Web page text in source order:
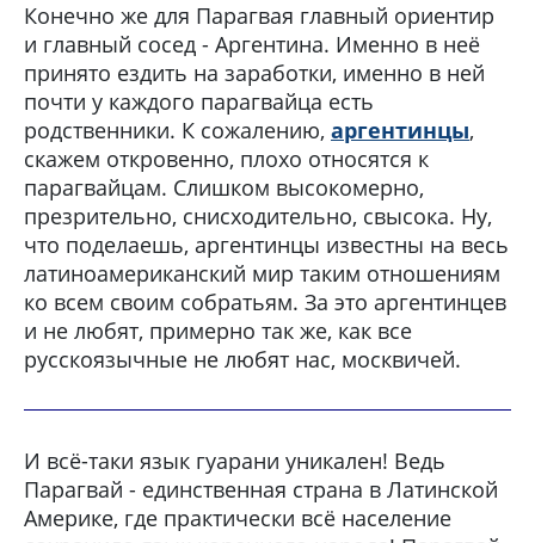
Конечно же для Парагвая главный ориентир
и главный сосед - Аргентина. Именно в неё
принято ездить на заработки, именно в ней
почти у каждого парагвайца есть
родственники. К сожалению, аргентинцы,
скажем откровенно, плохо относятся к
парагвайцам. Слишком высокомерно,
презрительно, снисходительно, свысока. Ну,
что поделаешь, аргентинцы известны на весь
латиноамериканский мир таким отношениям
ко всем своим собратьям. За это аргентинцев
и не любят, примерно так же, как все
русскоязычные не любят нас, москвичей.
И всё-таки язык гуарани уникален! Ведь
Парагвай - единственная страна в Латинской
Америке, где практически всё население